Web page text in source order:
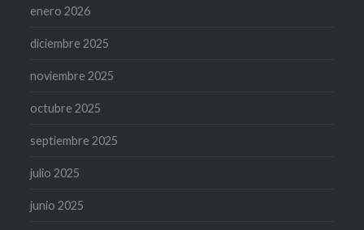
enero 2026
diciembre 2025
noviembre 2025
octubre 2025
septiembre 2025
julio 2025
junio 2025